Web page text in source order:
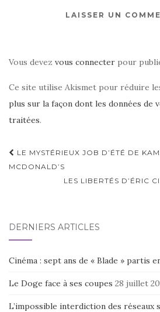
LAISSER UN
Vous devez vous connecter pour
Ce site utilise Akismet pour réduire
plus sur la façon dont les données de
traitées.
Navigation
d'article
LE MYSTÉRIEUX JOB D’ÉTÉ DE
MCDONALD’S
LES LIBERTÉS D’ÉRIC
DERNIERS ARTICLES
Cinéma : sept ans de « Blade » partis
Le Doge face à ses coupes 28 juillet
L’impossible interdiction des réseaux